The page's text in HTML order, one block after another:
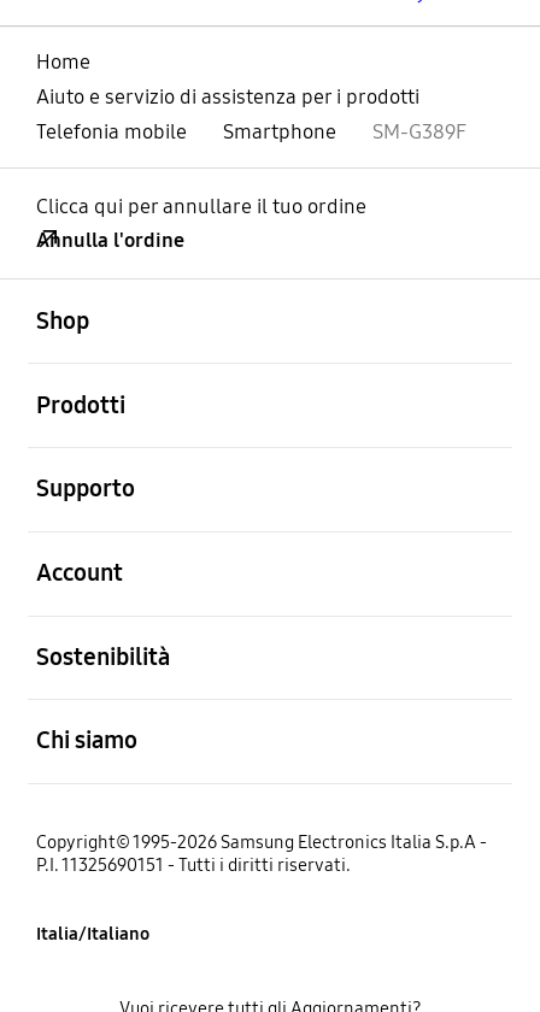
Home
Aiuto e servizio di assistenza per i prodotti
Telefonia mobile
Smartphone SM-G389F
Clicca qui per annullare il tuo ordine
Annulla l'ordine
Shop
Prodotti
Supporto
Account
Sostenibilità
Chi siamo
Copyright© 1995-2026 Samsung Electronics Italia S.p.A -
P.I. 11325690151 - Tutti i diritti riservati.
Italia/Italiano